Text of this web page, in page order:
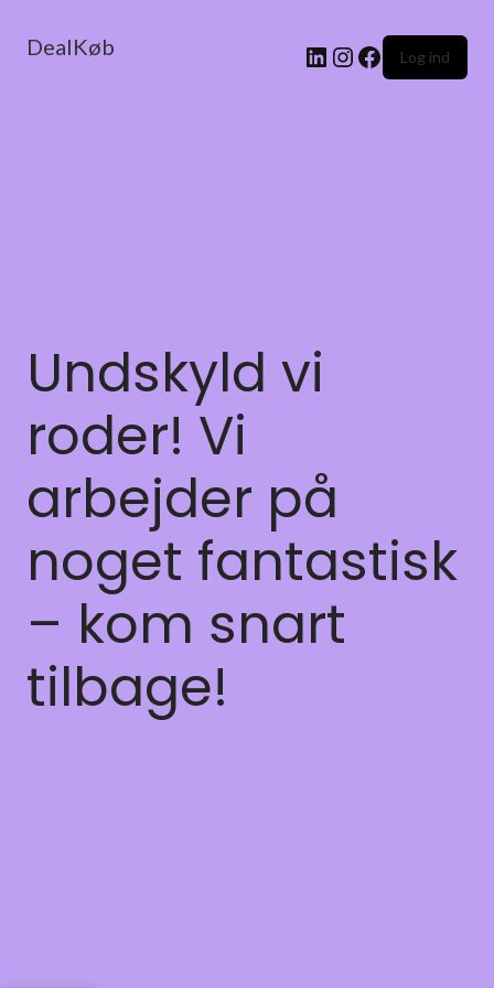
DealKøb Log ind
Undskyld vi
roder! Vi
arbejder på
noget fantastisk
– kom snart
tilbage!